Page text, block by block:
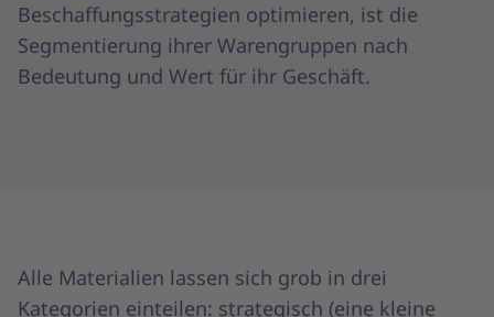
Beschaffungsstrategien optimieren, ist die
Segmentierung ihrer Warengruppen nach
Bedeutung und Wert für ihr Geschäft.
Alle Materialien lassen sich grob in drei
Kategorien einteilen: strategisch (eine kleine